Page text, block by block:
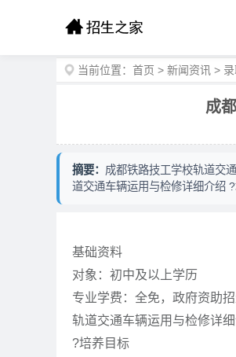
当前位置： 首页 > 新闻资讯 >
成
摘要： 成都铁路技工学校轨道交
道交通车辆运用与检修详细介绍
基础资料
对象：初中及以上学历
专业学费：全免，政府资助
轨道交通车辆运用与检修详
?培养目标